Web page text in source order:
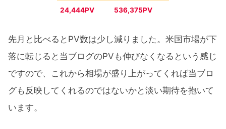
24,444PV 536,375PV
先月と比べるとPV数は少し減りました。米国市場が下
落に転じると当ブログのPVも伸びなくなるという感じ
ですので、これから相場が盛り上がってくれば当ブロ
グも反映してくれるのではないかと淡い期待を抱いて
います。